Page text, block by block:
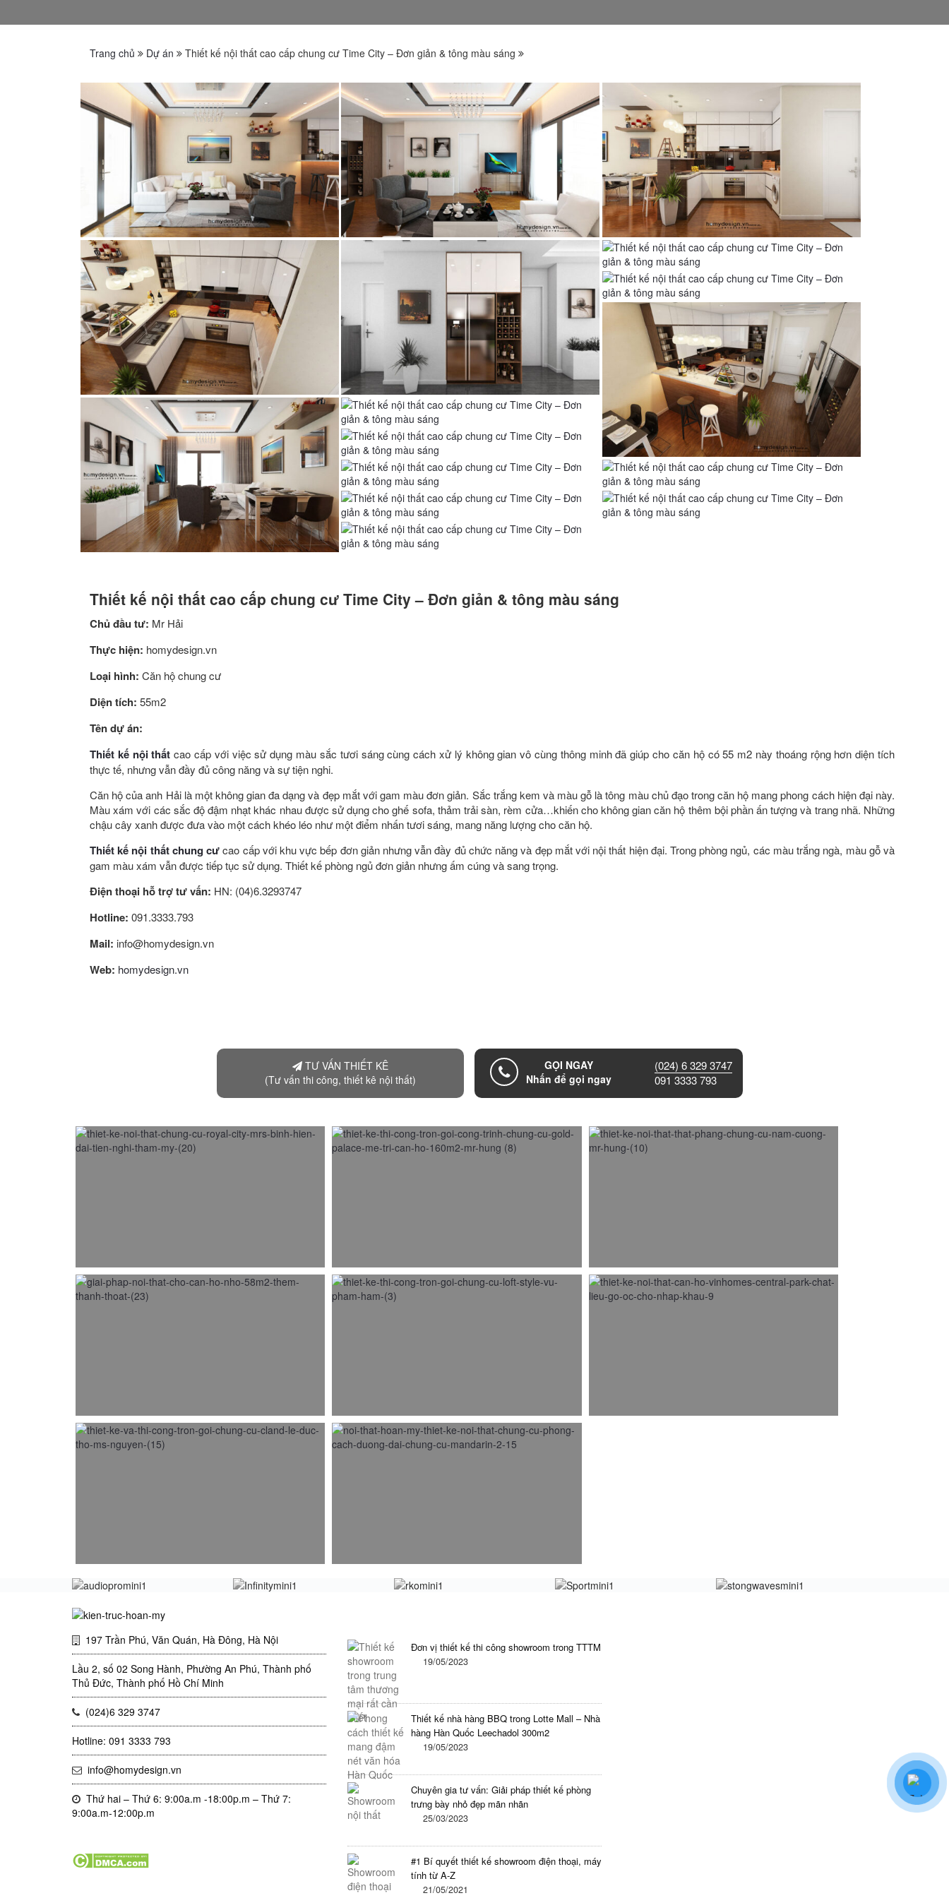
Trang chủ Dự án Thiết kế nội thất cao cấp chung cư Time City – Đơn giản & tông màu sáng
Thiết kế nội thất cao cấp chung cư Time City – Đơn giản & tông màu sáng
Chủ đầu tư: Mr Hải
Thực hiện: homydesign.vn
Loại hình: Căn hộ chung cư
Diện tích: 55m2
Tên dự án:
Thiết kế nội thất cao cấp với việc sử dụng màu sắc tươi sáng cùng cách xử lý không gian vô cùng thông minh đã giúp cho căn hộ có 55 m2 này thoáng rộng hơn diện tích
thực tế, nhưng vẫn đầy đủ công năng và sự tiện nghi.
Căn hộ của anh Hải là một không gian đa dạng và đẹp mắt với gam màu đơn giản. Sắc trắng kem và màu gỗ là tông màu chủ đạo trong căn hộ mang phong cách hiện đại này.
Màu xám với các sắc độ đậm nhạt khác nhau được sử dụng cho ghế sofa, thảm trải sàn, rèm cửa…khiến cho không gian căn hộ thêm bội phần ấn tượng và trang nhã. Những
chậu cây xanh được đưa vào một cách khéo léo như một điểm nhấn tươi sáng, mang năng lượng cho căn hộ.
Thiết kế nội thất chung cưcao cấp với khu vực bếp đơn giản nhưng vẫn đầy đủ chức năng và đẹp mắt với nội thất hiện đại. Trong phòng ngủ, các màu trắng ngà, màu gỗ và
gam màu xám vẫn được tiếp tục sử dụng. Thiết kế phòng ngủ đơn giản nhưng ấm cúng và sang trọng.
Điện thoại hỗ trợ tư vấn: HN: (04)6.3293747
Hotline: 091.3333.793
Mail: info@homydesign.vn
Web: homydesign.vn
TƯ VẤN THIẾT KÊ
(Tư vấn thi công, thiết kê nội thất)
GỌI NGAY
Nhấn để gọi ngay
(024) 6 329 3747
091 3333 793
197 Trần Phú, Văn Quán, Hà Đông, Hà Nội
Lầu 2, số 02 Song Hành, Phường An Phú, Thành phố
Thủ Đức, Thành phố Hồ Chí Minh
(024)6 329 3747
Hotline: 091 3333 793
info@homydesign.vn
Thứ hai – Thứ 6: 9:00a.m -18:00p.m – Thứ 7:
9:00a.m-12:00p.m
Đơn vị thiết kế thi công showroom trong TTTM
19/05/2023
Thiết kế nhà hàng BBQ trong Lotte Mall – Nhà
hàng Hàn Quốc Leechadol 300m2
19/05/2023
Chuyên gia tư vấn: Giải pháp thiết kế phòng
trưng bày nhỏ đẹp mãn nhãn
25/03/2023
#1 Bí quyết thiết kế showroom điện thoại, máy
tính từ A-Z
21/05/2021